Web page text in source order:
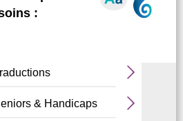
patrie –
Bahrami
6 mars